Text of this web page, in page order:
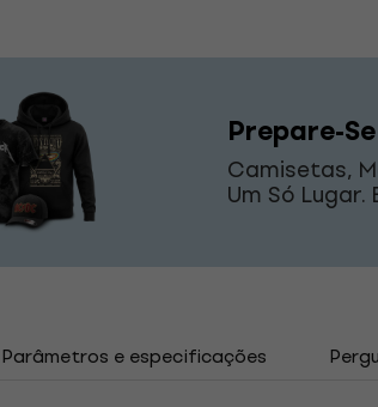
Prepare-
Camisetas,
Um Só
Parâmetros e especificações